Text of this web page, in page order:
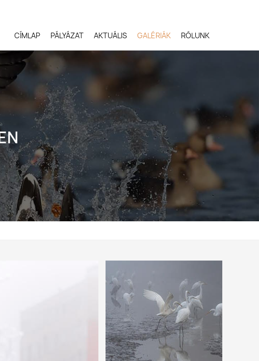
CÍMLAP PÁLYÁZAT
Robert Gloeckner,
Egyesült Államok
Svetlana Ivanenko,
Oroszország
Terje Kolaas, Norvégia
Lóki Csaba,
Potyó Imre,
Szilágyi Attila,
Magyarország
AKTUÁLIS GALÉRIÁK RÓLUNK